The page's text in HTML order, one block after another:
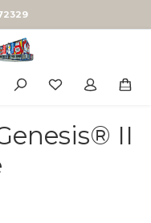
II